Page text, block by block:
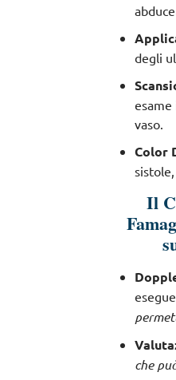
degli
vaso.
Color
Il
che